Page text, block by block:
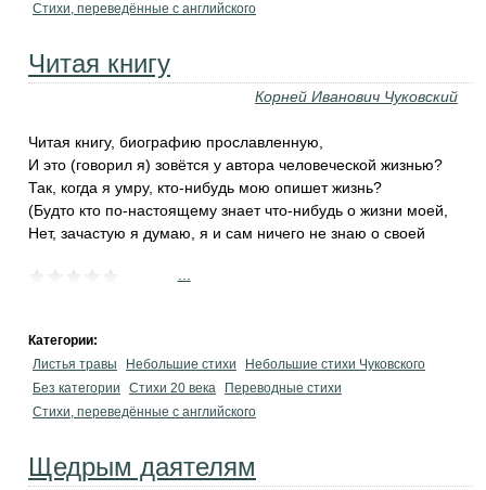
Стихи, переведённые с английского
Читая книгу
Корней Иванович Чуковский
Читая книгу, биографию прославленную,
И это (говорил я) зовётся у автора человеческой жизнью?
Так, когда я умру, кто-нибудь мою опишет жизнь?
(Будто кто по-настоящему знает что-нибудь о жизни моей,
Нет, зачастую я думаю, я и сам ничего не знаю о своей
Категории:
Листья травы
Небольшие стихи
Небольшие стихи Чуковского
Без категории
Стихи 20 века
Переводные стихи
Стихи, переведённые с английского
Щедрым даятелям